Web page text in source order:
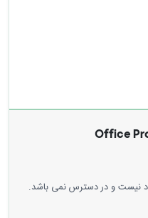
Office
نیست و در دسترس نمی باشد.